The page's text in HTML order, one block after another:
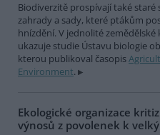
Biodiverzitě prospívají také
zahrady a sady, které ptákům
hnízdění. V jednolité
ukazuje studie Ústavu biologie
kterou publikoval časopis
Environment.
Ekologické organizace
výnosů z povolenek k